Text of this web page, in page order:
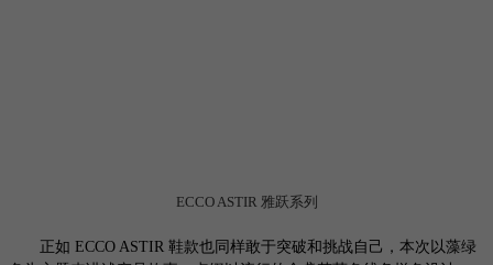
ECCO ASTIR 雅跃系列
正如 ECCO ASTIR 鞋款也同样敢于突破和挑战自己，本次以藻绿